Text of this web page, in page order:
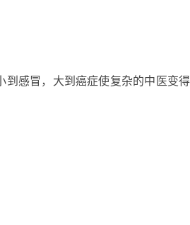
到感冒，大到癌症使复杂的中医变得